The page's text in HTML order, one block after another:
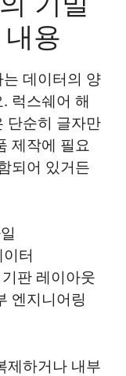
용
데이터의 양
럭스쉐어 해
단순히 글자만
제작에 필요
되어 있거든
터
판 레이아웃
엔지니어링
제하거나 내부